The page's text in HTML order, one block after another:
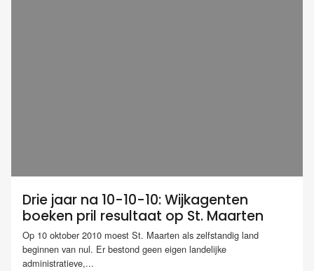
Drie jaar na 10-10-10: Wijkagenten
boeken pril resultaat op St. Maarten
Op 10 oktober 2010 moest St. Maarten als zelfstandig land
beginnen van nul. Er bestond geen eigen landelijke
administratieve,...